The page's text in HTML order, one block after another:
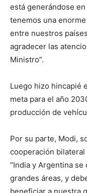
está generándose
tenemos una
entre nuestros
agradecer las
Ministro”.
Luego hizo hincapié
meta para el año
producción de
Por su parte, Modi,
cooperación
“India y Argentina
grandes áreas, y